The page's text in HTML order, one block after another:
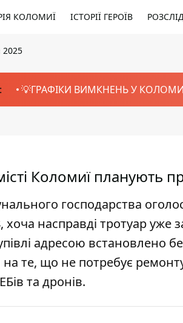
КОЛОМИЇ ІСТОРІЇ ГЕРОЇВ
2025
💡ГРАФІКИ ВИМКНЕНЬ У
Коломиї планують
господарства
хоча насправді тротуар
адресою встановлено
те, що не потребує
та дронів.